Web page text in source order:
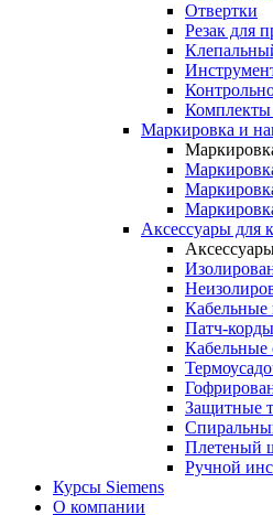
Отвертки
Резак для
Комплекты
Маркировка и
Аксессуары для
Кабельные
Патч-корды
Кабельные
Защитные
Плетеный
Ручной
Курсы Siemens
О компании